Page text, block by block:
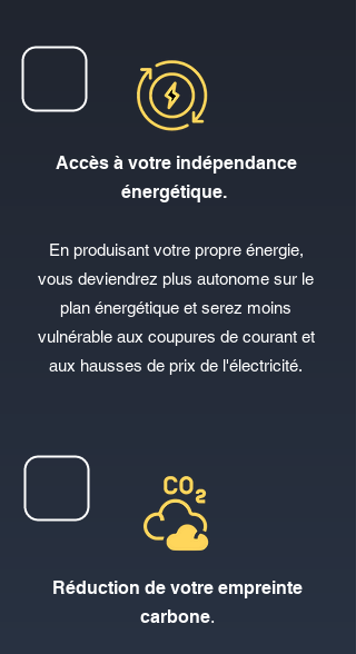
​Accès à votre indépendance
énergétique.
En produisant votre propre énergie,
vous deviendrez plus autonome sur le
plan énergétique et serez moins
vulnérable aux coupures de courant et
aux hausses de prix de l'électricité.
Réduction de votre empreinte
carbone.